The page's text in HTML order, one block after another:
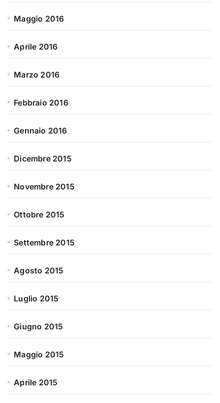
Maggio 2016
Aprile 2016
Marzo 2016
Febbraio 2016
Gennaio 2016
Dicembre 2015
Novembre 2015
Ottobre 2015
Settembre 2015
Agosto 2015
Luglio 2015
Giugno 2015
Maggio 2015
Aprile 2015